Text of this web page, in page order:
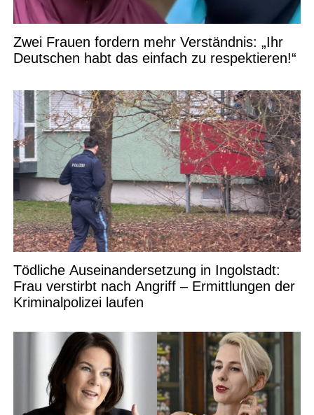
Zwei Frauen fordern mehr Verständnis: „Ihr
Deutschen habt das einfach zu respektieren!“
Tödliche Auseinandersetzung in Ingolstadt:
Frau verstirbt nach Angriff – Ermittlungen der
Kriminalpolizei laufen